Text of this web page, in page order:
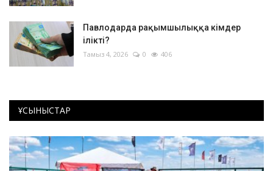
Павлодарда рақымшылыққа кімдер
ілікті?
Тамыз 4, 2026 0 406
ҰСЫНЫСТАР